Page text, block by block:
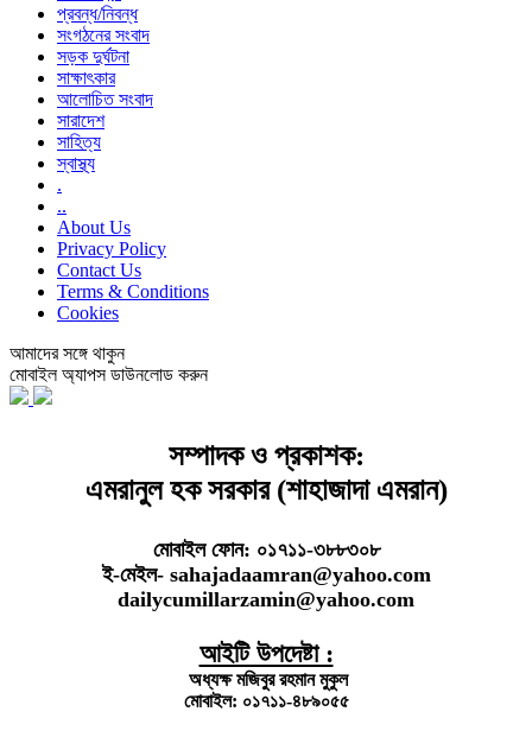
প্রবন্ধ/নিবন্ধ
সংগঠনের সংবাদ
সড়ক দুর্ঘটনা
সাক্ষাৎকার
আলোচিত সংবাদ
সারাদেশ
সাহিত্য
স্বাস্থ্য
.
..
About Us
Privacy Policy
Contact Us
Terms & Conditions
Cookies
আমাদের সঙ্গে থাকুন
মোবাইল অ্যাপস ডাউনলোড করুন
সম্পাদক ও প্রকাশক:
এমরানুল হক সরকার (শাহাজাদা এমরান)
মোবাইল ফোন: ০১৭১১-৩৮৮৩০৮
ই-মেইল- sahajadaamran@yahoo.com
dailycumillarzamin@yahoo.com
আইটি উপদেষ্টা :
অধ্যক্ষ মজিবুর রহমান মুকুল
মোবাইল: ০১৭১১-৪৮৯০৫৫